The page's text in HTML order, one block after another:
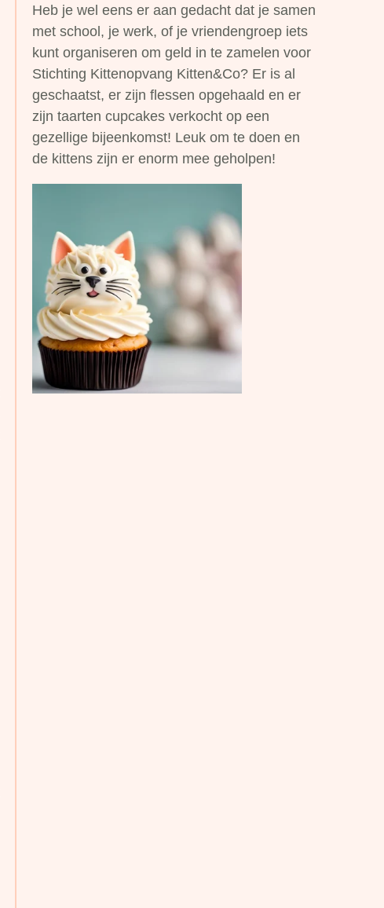
Heb je wel eens er aan gedacht dat je samen
met school, je werk, of je vriendengroep iets
kunt organiseren om geld in te zamelen voor
Stichting Kittenopvang Kitten&Co? Er is al
geschaatst, er zijn flessen opgehaald en er
zijn taarten cupcakes verkocht op een
gezellige bijeenkomst! Leuk om te doen en
de kittens zijn er enorm mee geholpen!